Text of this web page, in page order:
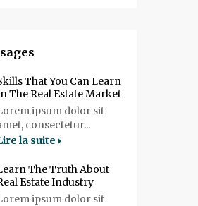
That You Can Learn
The Real Estate Market
ipsum dolor sit
consectetur...
la suite
The Truth About
Estate Industry
ipsum dolor sit